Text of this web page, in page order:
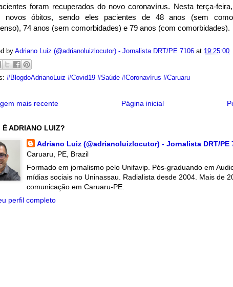
foram recuperados do novo coronavírus. Nesta terça-
novos óbitos, sendo eles pacientes de 48 anos (sem
74 anos (sem comorbidades) e 79 anos (com comorbidades).
by Adriano Luiz (@adrianoluizlocutor) - Jornalista DRT/PE 7106 at 19:25:00
#BlogdoAdrianoLuiz #Covid19 #Saúde #Coronavírus #Caruaru
mais recente Página inicial
É ADRIANO LUIZ?
Adriano Luiz (@adrianoluizlocutor) - Jornalista DRT/PE
Caruaru, PE, Brazil
Formado em jornalismo pelo Unifavip. Pós-graduando em
mídias sociais no Uninassau. Radialista desde 2004. Mais de
comunicação em Caruaru-PE.
perfil completo